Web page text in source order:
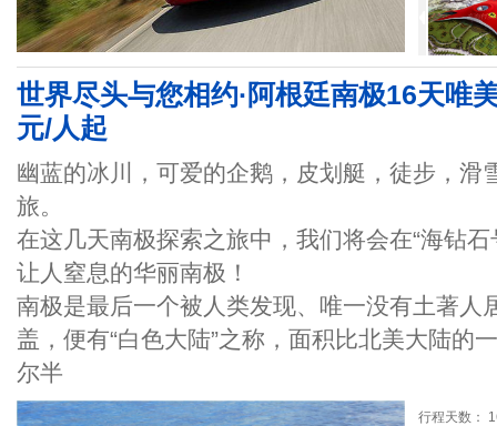
世界尽头与您相约·阿根廷南极16天唯
元/人起
幽蓝的冰川，可爱的企鹅，皮划艇，徒步，滑
旅。
在这几天南极探索之旅中，我们将会在“海钻
让人窒息的华丽南极！
南极是最后一个被人类发现、唯一没有土著人
盖，便有“白色大陆”之称，面积比北美大陆的
尔半
行程天数：